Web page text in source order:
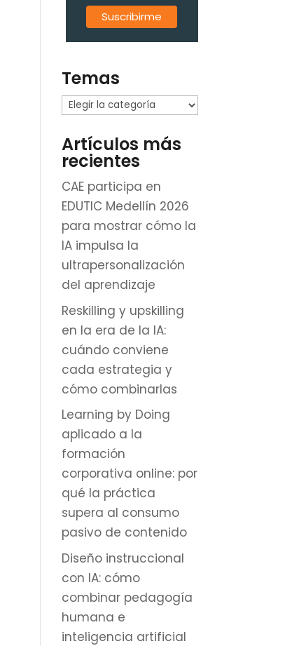
Temas
Temas
Artículos más
recientes
CAE participa en
EDUTIC Medellín 2026
para mostrar cómo la
IA impulsa la
ultrapersonalización
del aprendizaje
Reskilling y upskilling
en la era de la IA:
cuándo conviene
cada estrategia y
cómo combinarlas
Learning by Doing
aplicado a la
formación
corporativa online: por
qué la práctica
supera al consumo
pasivo de contenido
Diseño instruccional
con IA: cómo
combinar pedagogía
humana e
inteligencia artificial